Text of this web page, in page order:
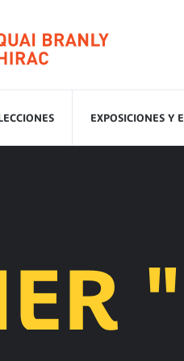
EXPOSICIONES Y